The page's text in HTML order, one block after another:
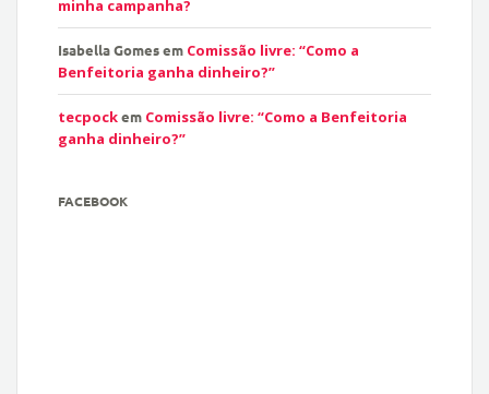
minha campanha?
Isabella Gomesem Comissão livre: “Como a
Benfeitoria ganha dinheiro?”
tecpockem Comissão livre: “Como a Benfeitoria
ganha dinheiro?”
FACEBOOK